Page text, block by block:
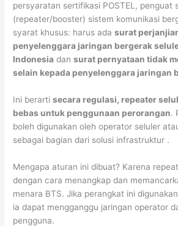
persyaratan sertifikasi POSTEL, penguat
(repeater/booster) sistem komunikasi
syarat khusus: harus adasurat
penyelenggara jaringan bergerak
Indonesia dansurat pernyataan tidak
selain kepada penyelenggara jaringan
Ini berartisecara regulasi, repeater
bebas untuk penggunaan perorangan.
boleh digunakan oleh operator seluler
sebagai bagian dari solusi infrastruktur .
Mengapa aturan ini dibuat? Karena
dengan cara menangkap dan
menara BTS. Jika perangkat ini
ia dapat mengganggu jaringan operator
pengguna.